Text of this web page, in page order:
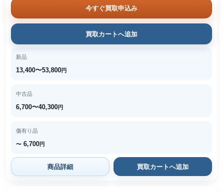
今すぐ買取申込み
買取カートへ追加
新品
13,400〜53,800円
中古品
6,700〜40,300円
傷有り品
〜 6,700円
商品詳細 買取カートへ追加